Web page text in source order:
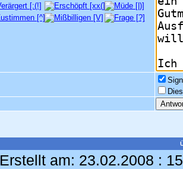
Erstellt am: 23.02.2008 :